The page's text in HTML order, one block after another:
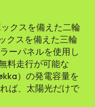
クスを備えた二輪
クスを備えた三輪
ーパネルを使用し
料走行が可能な
）の発電容量を
ば、太陽光だけで